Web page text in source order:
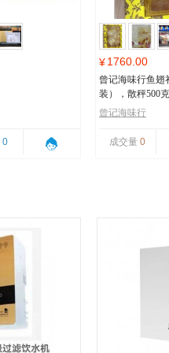
0
¥1760.00
曾记海味行鱼翅
装），散秤500克
曾记海味行
成交量 0